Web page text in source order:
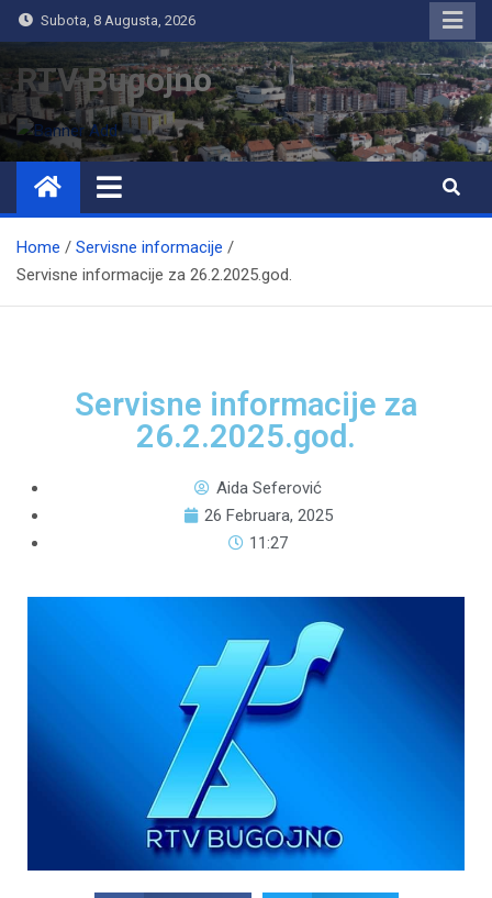
Subota, 8 Augusta, 2026
RTV Bugojno
Home
Servisne informacije
Servisne informacije za 26.2.2025.god.
Servisne informacije za
26.2.2025.god.
Aida Seferović
26 Februara, 2025
11:27